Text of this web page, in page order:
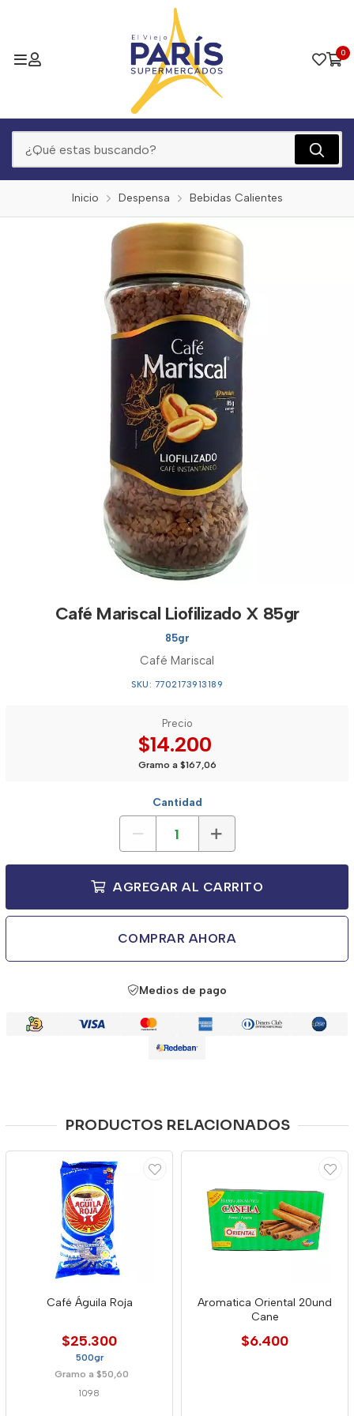
0
Inicio Despensa Bebidas Calientes
Café Mariscal Liofilizado X 85gr
85gr
Café Mariscal
SKU: 7702173913189
Precio
$14.200
Gramo a $167,06
Cantidad
AGREGAR AL CARRITO
COMPRAR AHORA
Medios de pago
PRODUCTOS RELACIONADOS
Café Águila Roja
$25.300
500gr
Gramo a $50,60
1098
Aromatica Oriental 20und
Cane
$6.400